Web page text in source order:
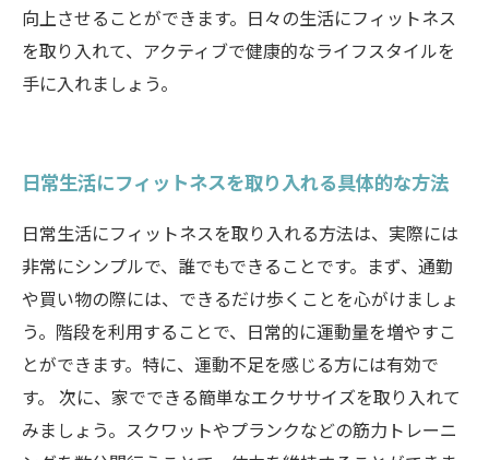
向上させることができます。日々の生活にフィットネス
を取り入れて、アクティブで健康的なライフスタイルを
手に入れましょう。
日常生活にフィットネスを取り入れる具体的な方法
日常生活にフィットネスを取り入れる方法は、実際には
非常にシンプルで、誰でもできることです。まず、通勤
や買い物の際には、できるだけ歩くことを心がけましょ
う。階段を利用することで、日常的に運動量を増やすこ
とができます。特に、運動不足を感じる方には有効で
す。 次に、家でできる簡単なエクササイズを取り入れて
みましょう。スクワットやプランクなどの筋力トレーニ